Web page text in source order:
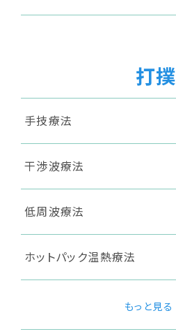
打撲
手技療法
干渉波療法
低周波療法
ホットパック温熱療法
もっと見る